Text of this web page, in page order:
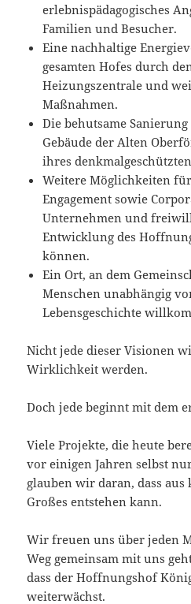
erlebnispädagogisches
Familien und Besucher.
Eine nachhaltige
gesamten Hofes durch
Heizungszentrale und
Maßnahmen.
Die behutsame
Gebäude der Alten
ihres
Weitere Möglichkeiten
Engagement sowie
Unternehmen und
Entwicklung des
können.
Ein Ort, an dem
Menschen unabhängig
Lebensgeschichte
Nicht jede dieser Visionen
Wirklichkeit werden.
Doch jede beginnt mit dem
Viele Projekte, die heute
vor einigen Jahren selbst
glauben wir daran, dass
Großes entstehen kann.
Wir freuen uns über jeden
Weg gemeinsam mit uns
dass der Hoffnungshof
weiterwächst.